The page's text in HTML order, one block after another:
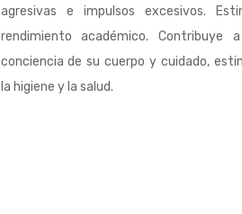
agresivas e impulsos excesivos.
rendimiento académico. Contribuye
conciencia de su cuerpo y cuidado,
la higiene y la salud.